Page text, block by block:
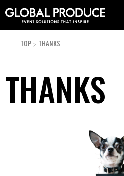
TOP THANKS
THANKS